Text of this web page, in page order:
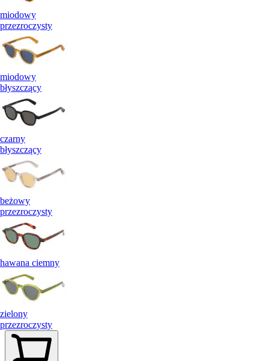
miodowy
przezroczysty
miodowy
błyszczący
czarny
błyszczący
beżowy
przezroczysty
hawana ciemny
zielony
przezroczysty